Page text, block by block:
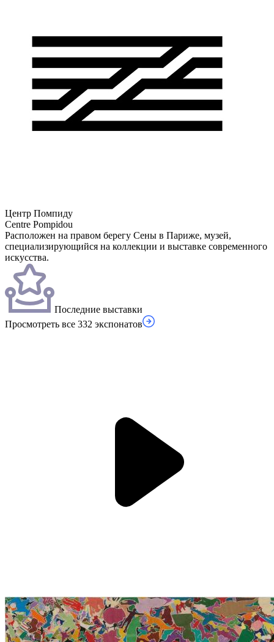
Центр Помпиду
Centre Pompidou
Расположен на правом берегу Сены в Париже, музей,
специализирующийся на коллекции и выставке современного
искусства.
Последние выставки
Просмотреть все 332 экспонатов